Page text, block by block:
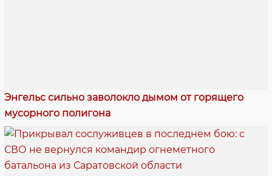
Энгельс сильно заволокло дымом от горящего
мусорного полигона